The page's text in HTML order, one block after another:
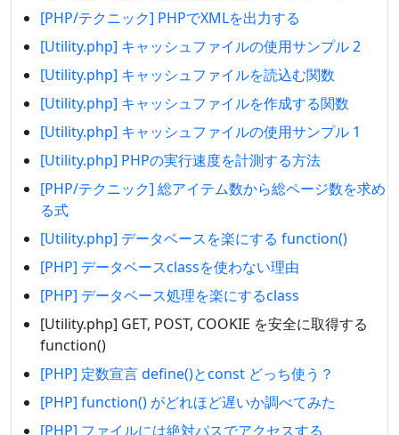
[PHP/テクニック] PHPでXMLを出力する
[Utility.php] キャッシュファイルの使用サンプル 2
[Utility.php] キャッシュファイルを読込む関数
[Utility.php] キャッシュファイルを作成する関数
[Utility.php] キャッシュファイルの使用サンプル 1
[Utility.php] PHPの実行速度を計測する方法
[PHP/テクニック] 総アイテム数から総ページ数を求め
る式
[Utility.php] データベースを楽にする function()
[PHP] データベースclassを使わない理由
[PHP] データベース処理を楽にするclass
[Utility.php] GET, POST, COOKIE を安全に取得する
function()
[PHP] 定数宣言 define()とconst どっち使う？
[PHP] function() がどれほど遅いか調べてみた
[PHP] ファイルには絶対パスでアクセスする